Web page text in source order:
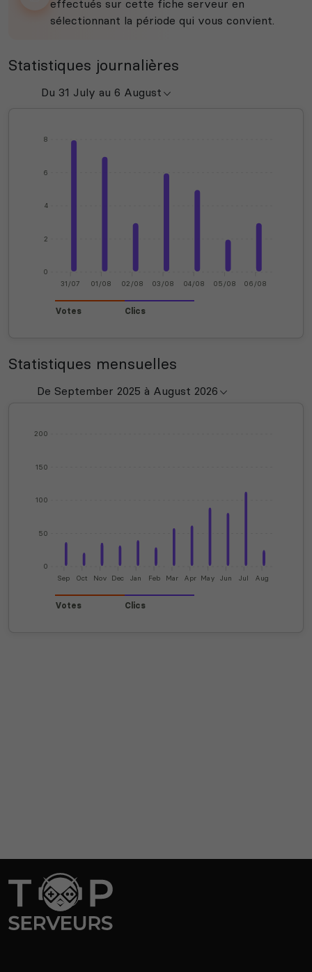
effectués sur cette fiche serveur en
sélectionnant la période qui vous convient.
Statistiques journalières
0
2
4
6
8
31/07 01/08 02/08 03/08 04/08 05/08 06/08
Votes Clics
Statistiques mensuelles
0
50
100
150
200
Sep Oct Nov Dec Jan Feb Mar Apr May Jun Jul Aug
Votes Clics